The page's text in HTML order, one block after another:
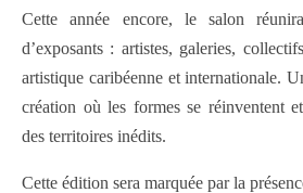
Cette année encore, le salon
d’exposants : artistes, galeries,
artistique caribéenne et internationale.
création où les formes se réinventent
des territoires inédits.
Cette édition sera marquée par la